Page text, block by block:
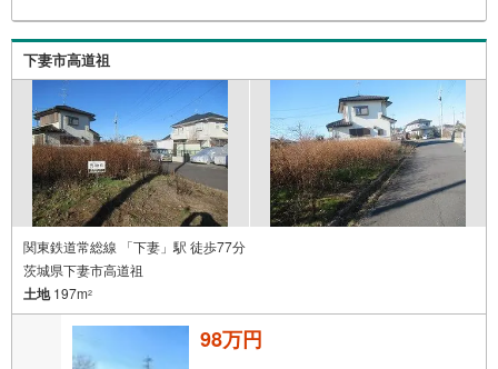
下妻市高道祖
関東鉄道常総線 「下妻」駅 徒歩77分
茨城県下妻市高道祖
土地197m2
98万円